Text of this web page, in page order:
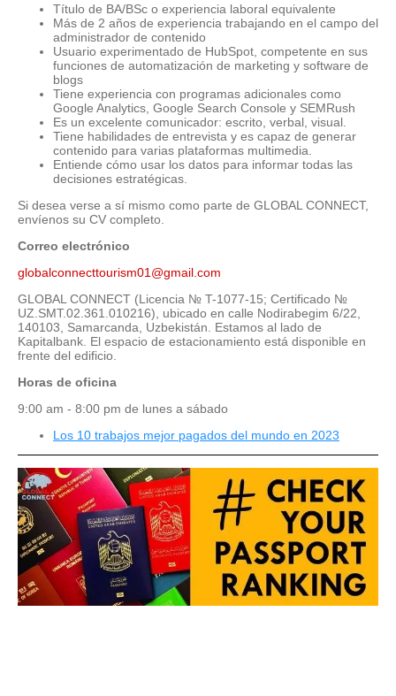
Título de BA/BSc o experiencia laboral equivalente
Más de 2 años de experiencia trabajando en el campo del
administrador de contenido
Usuario experimentado de HubSpot, competente en sus
funciones de automatización de marketing y software de
blogs
Tiene experiencia con programas adicionales como
Google Analytics, Google Search Console y SEMRush
Es un excelente comunicador: escrito, verbal, visual.
Tiene habilidades de entrevista y es capaz de generar
contenido para varias plataformas multimedia.
Entiende cómo usar los datos para informar todas las
decisiones estratégicas.
Si desea verse a sí mismo como parte de GLOBAL CONNECT,
envíenos su CV completo.
Correo electrónico
globalconnecttourism01@gmail.com
GLOBAL CONNECT (Licencia № T-1077-15; Certificado №
UZ.SMT.02.361.010216), ubicado en calle Nodirabegim 6/22,
140103, Samarcanda, Uzbekistán. Estamos al lado de
Kapitalbank. El espacio de estacionamiento está disponible en
frente del edificio.
Horas de oficina
9:00 am - 8:00 pm de lunes a sábado
Los 10 trabajos mejor pagados del mundo en 2023